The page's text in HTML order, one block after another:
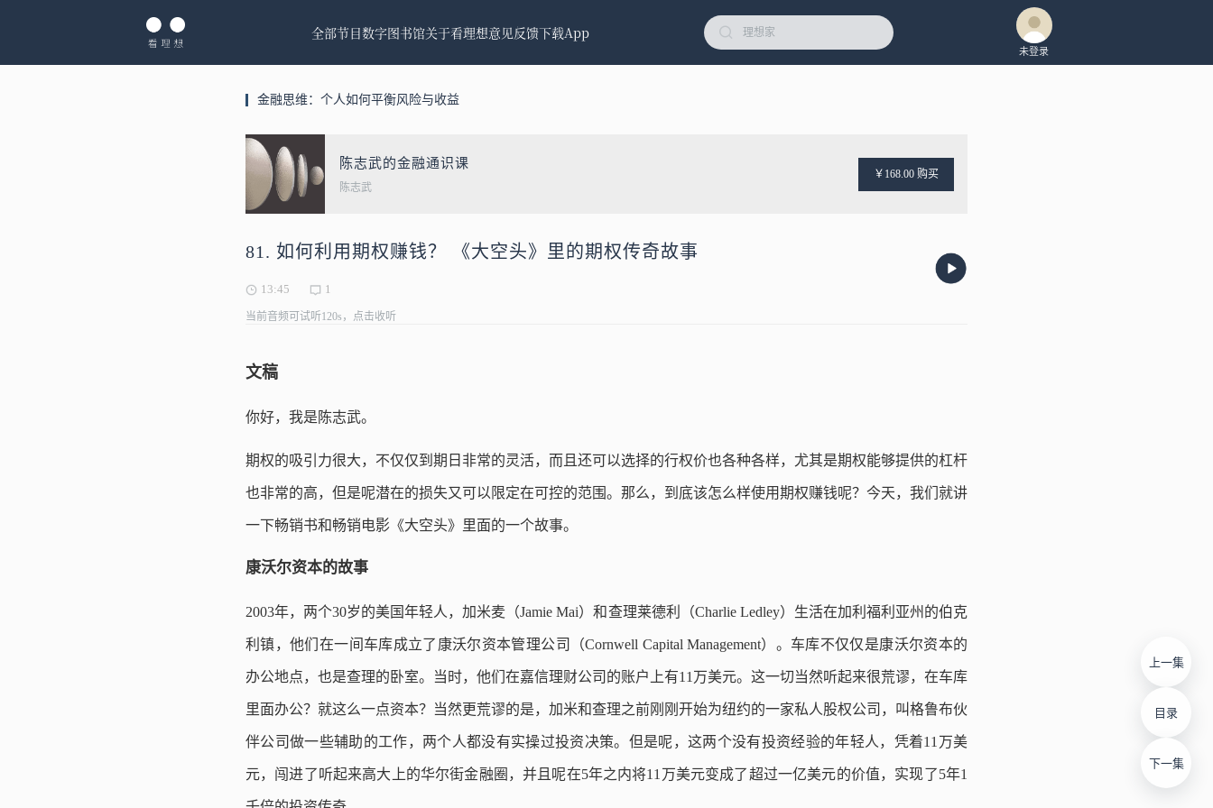
全部节目数字图书馆关于看理想意见反馈下载App
未登录
金融思维：个人如何平衡风险与收益
陈志武的金融通识课
陈志武
￥168.00 购买
81. 如何利用期权赚钱？ 《大空头》里的期权传奇故事
13:45 1
当前音频可试听120s，点击收听
上一集
目录
下一集
文稿
你好，我是陈志武。
期权的吸引力很大，不仅仅到期日非常的灵活，而且还可以选择的行权价也各种各样，尤其是期权能够提供的杠杆
也非常的高，但是呢潜在的损失又可以限定在可控的范围。那么，到底该怎么样使用期权赚钱呢？今天，我们就讲
一下畅销书和畅销电影《大空头》里面的一个故事。
康沃尔资本的故事
2003年，两个30岁的美国年轻人，加米麦（Jamie Mai）和查理莱德利（Charlie Ledley）生活在加利福利亚州的伯克
利镇，他们在一间车库成立了康沃尔资本管理公司（Cornwell Capital Management）。车库不仅仅是康沃尔资本的
办公地点，也是查理的卧室。当时，他们在嘉信理财公司的账户上有11万美元。这一切当然听起来很荒谬，在车库
里面办公？就这么一点资本？当然更荒谬的是，加米和查理之前刚刚开始为纽约的一家私人股权公司，叫格鲁布伙
伴公司做一些辅助的工作，两个人都没有实操过投资决策。但是呢，这两个没有投资经验的年轻人，凭着11万美
元，闯进了听起来高大上的华尔街金融圈，并且呢在5年之内将11万美元变成了超过一亿美元的价值，实现了5年1